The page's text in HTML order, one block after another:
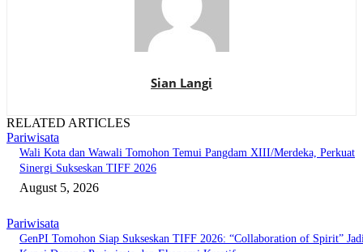
Sian Langi
RELATED ARTICLES
Pariwisata
Wali Kota dan Wawali Tomohon Temui Pangdam XIII/Merdeka, Perkuat
Sinergi Sukseskan TIFF 2026
August 5, 2026
Pariwisata
GenPI Tomohon Siap Sukseskan TIFF 2026: “Collaboration of Spirit”